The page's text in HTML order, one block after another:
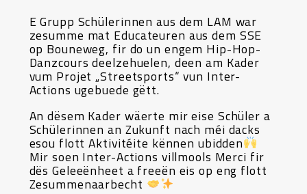
E Grupp Schülerinnen aus dem LAM war
zesumme mat Educateuren aus dem SSE
op Bouneweg, fir do un engem Hip-Hop-
Danzcours deelzehuelen, deen am Kader
vum Projet „Streetsports“ vun Inter-
Actions ugebuede gëtt.
An dësem Kader wäerte mir eise Schüler a
Schülerinnen an Zukunft nach méi dacks
esou flott Aktivitéite kënnen ubidden
Mir soen Inter-Actions villmools Merci fir
dës Geleeënheet a freeën eis op eng flott
Zesummenaarbecht